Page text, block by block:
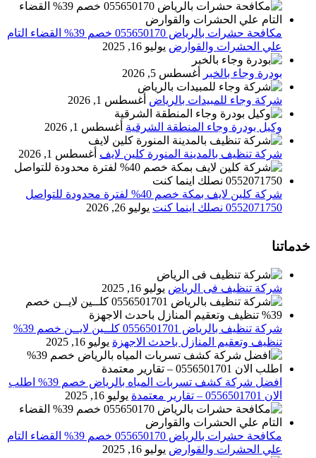
مكافحة حشرات بالرياض 055650170 خصم 39% القضاء التام
علي الحشرات والقوارض يوليو 16, 2025
بودرة وجاء بالخبر أغسطس 5, 2026
شركة وجاء للمبيدات بالرياض أغسطس 1, 2026
وكيل بودرة وجاء المنطقة الشرقية أغسطس 1, 2026
شركة تنظيف بالمدينة المنورة كلين لايف أغسطس 1, 2026
شركة كلين لايف بمكة خصم 40% لفترة محدودة للتواصل
0552071750 نصلك اينما كنت
يوليو 26, 2026
خدماتنا
شركة تنظيف فى الرياض يوليو 16, 2025
شركة تنظيف بالرياض 0556501701 كلــين لايــن خصم 39%
تنظيف وتعقيم المنازل باحدث الاجهزة يوليو 16, 2025
افضل شركة كشف تسربات المياه بالرياض خصم 39% اطلب
الان 0556501701‬‏ – تقارير معتمدة
يوليو 16, 2025
مكافحة حشرات بالرياض 055650170 خصم 39% القضاء التام
علي الحشرات والقوارض يوليو 16, 2025